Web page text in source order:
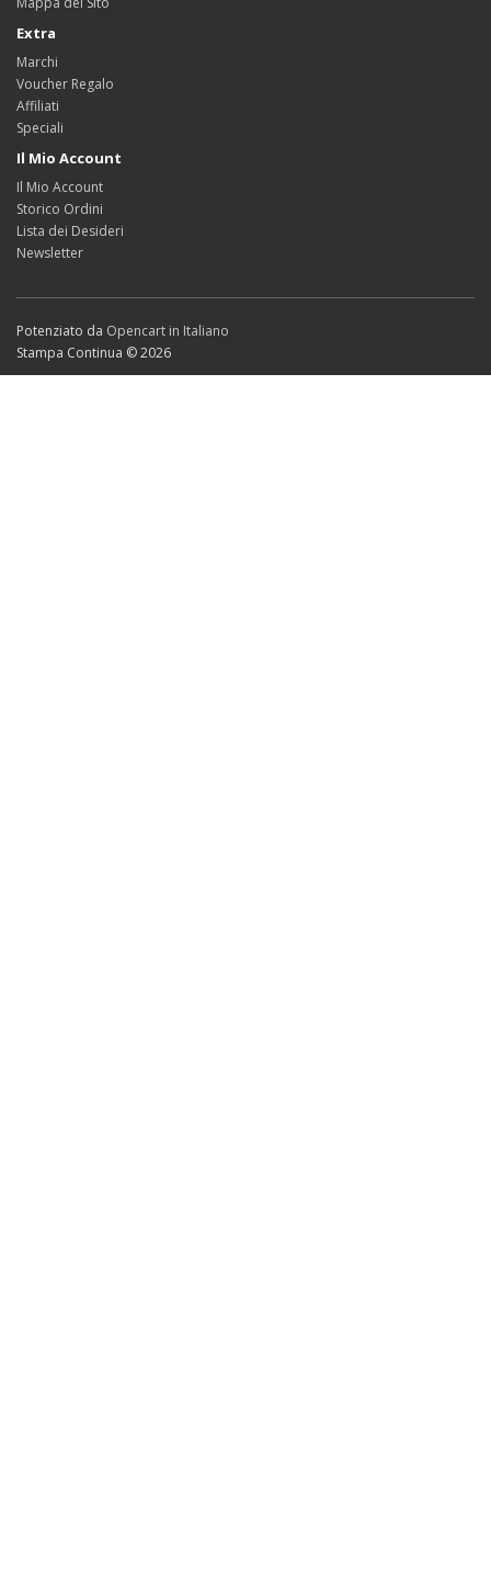
Extra
Marchi
Voucher Regalo
Affiliati
Speciali
Il Mio Account
Il Mio Account
Storico Ordini
Lista dei Desideri
Newsletter
Potenziato da Opencart in Italiano
Stampa Continua © 2026